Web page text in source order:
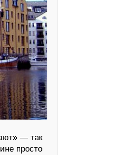
— так
просто